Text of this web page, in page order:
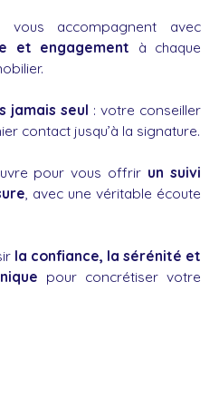
vous accompagnent avec
et engagement à chaque
jamais seul : votre conseiller
contact jusqu’à la signature.
pour vous offrir un suivi
, avec une véritable écoute
la confiance, la sérénité et
pour concrétiser votre